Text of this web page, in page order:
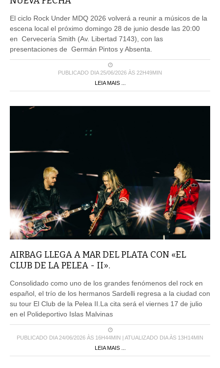
El ciclo Rock Under MDQ 2026 volverá a reunir a músicos de la
escena local el próximo domingo 28 de junio desde las 20:00
en Cervecería Smith (Av. Libertad 7143), con las
presentaciones de Germán Pintos y Absenta.
PUBLICADO DIA 25/06/2026 ÀS 22H49MIN
LEIA MAIS ...
AIRBAG LLEGA A MAR DEL PLATA CON «EL
CLUB DE LA PELEA - II».
Consolidado como uno de los grandes fenómenos del rock en
español, el trío de los hermanos Sardelli regresa a la ciudad con
su tour El Club de la Pelea II.La cita será el viernes 17 de julio
en el Polideportivo Islas Malvinas
PUBLICADO DIA 24/06/2026 ÀS 16H44MIN | ATUALIZADO DIA ÀS 13H14MIN
LEIA MAIS ...